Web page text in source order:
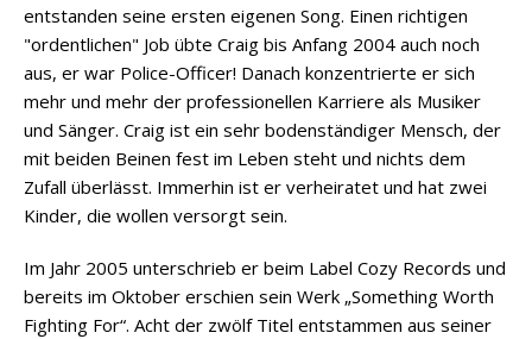
entstanden seine ersten eigenen Song. Einen richtigen
"ordentlichen" Job übte Craig bis Anfang 2004 auch noch
aus, er war Police-Officer! Danach konzentrierte er sich
mehr und mehr der professionellen Karriere als Musiker
und Sänger. Craig ist ein sehr bodenständiger Mensch, der
mit beiden Beinen fest im Leben steht und nichts dem
Zufall überlässt. Immerhin ist er verheiratet und hat zwei
Kinder, die wollen versorgt sein.
Im Jahr 2005 unterschrieb er beim Label Cozy Records und
bereits im Oktober erschien sein Werk „Something Worth
Fighting For“. Acht der zwölf Titel entstammen aus seiner